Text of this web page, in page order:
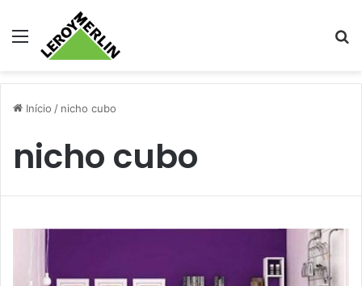
Menu
Início / nicho cubo
nicho cubo